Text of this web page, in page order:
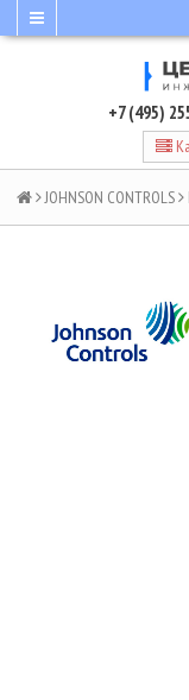
+7 (495)
JOHNSON CONTROLS